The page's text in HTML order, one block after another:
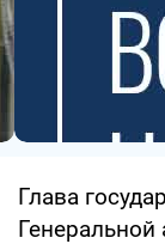
Глава